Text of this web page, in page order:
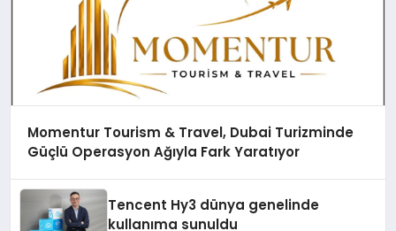
Momentur Tourism & Travel, Dubai Turizminde
Güçlü Operasyon Ağıyla Fark Yaratıyor
Tencent Hy3 dünya genelinde
kullanıma sunuldu